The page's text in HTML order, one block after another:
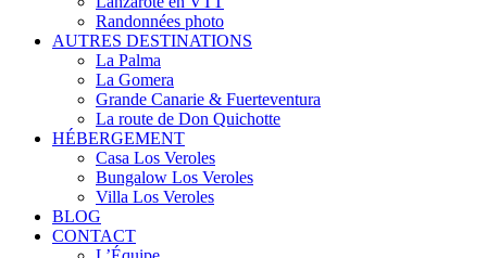
Randonnées photo
AUTRES DESTINATIONS
La Palma
La Gomera
Grande Canarie & Fuerteventura
La route de Don Quichotte
HÉBERGEMENT
Casa Los Veroles
Bungalow Los Veroles
Villa Los Veroles
BLOG
CONTACT